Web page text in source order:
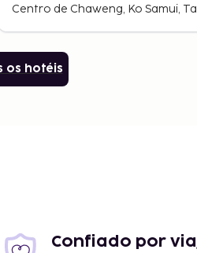
os hotéis
Confiado por